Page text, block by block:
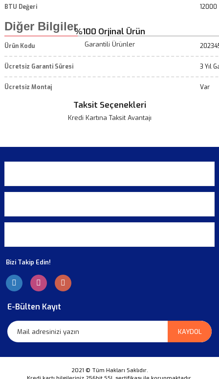
BTU Değeri 12000
Diğer Bilgiler
Ürün Kodu
Ücretsiz Garanti Süresi 3 Yıl
Ücretsiz Montaj Var
%100 Orjinal Ürün
Garantili Ürünler
Taksit Seçenekleri
Kredi Kartına Taksit Avantajı
Bizi Takip Edin!
E-Bülten Kayıt
KAYDOL
2021 © Tüm Hakları Saklıdır.